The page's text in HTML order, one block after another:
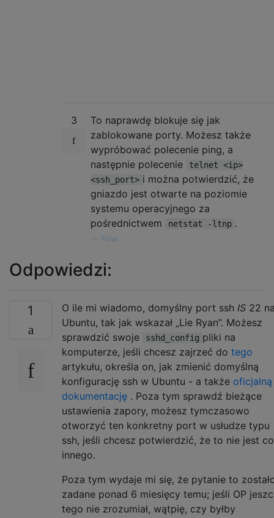
3
To naprawdę blokuje się jak
zablokowane porty. Możesz także
wypróbować polecenie ping, a
następnie polecenie
telnet <ip>
<ssh_port> i można potwierdzić, że
gniazdo jest otwarte na poziomie
systemu operacyjnego za
pośrednictwem
netstat -ltnp .
Flow
Odpowiedzi:
1 O ile mi wiadomo, domyślny port ssh IS 22
Ubuntu, tak jak wskazał „Lie Ryan”. Możesz
sprawdzić swoje
sshd_config pliki na
komputerze, jeśli chcesz zajrzeć do tego
artykułu, określa on, jak zmienić domyślną
konfigurację ssh w Ubuntu - a także oficjalną
dokumentację . Poza tym sprawdź bieżące
ustawienia zapory, możesz tymczasowo
otworzyć ten konkretny port w usłudze typu
ssh, jeśli chcesz potwierdzić, że to nie jest
innego.
Poza tym wydaje mi się, że pytanie to
zadane ponad 6 miesięcy temu; jeśli OP
tego nie zrozumiał, wątpię, czy byłby